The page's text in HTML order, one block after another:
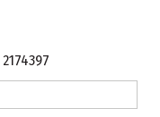
2174397